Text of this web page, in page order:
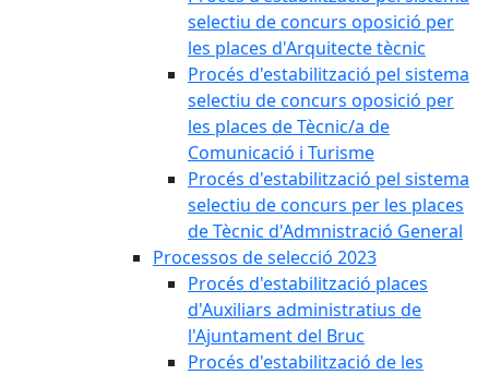
selectiu de concurs oposició per
les places d'Arquitecte tècnic
Procés d'estabilització pel sistema
selectiu de concurs oposició per
les places de Tècnic/a de
Comunicació i Turisme
Procés d'estabilització pel sistema
selectiu de concurs per les places
de Tècnic d'Admnistració General
Processos de selecció 2023
Procés d'estabilització places
d'Auxiliars administratius de
l'Ajuntament del Bruc
Procés d'estabilització de les